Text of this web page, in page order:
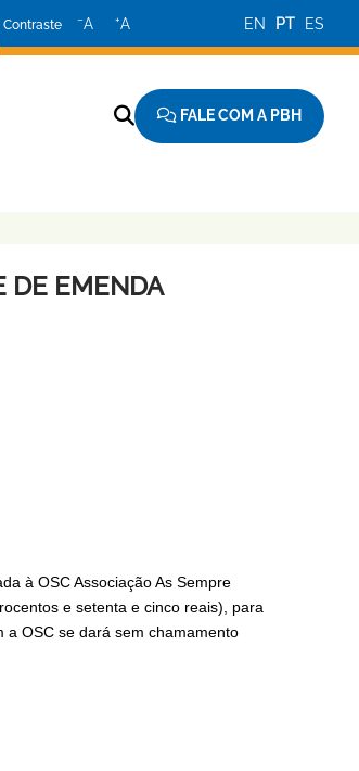
Contraste −A +A EN PT ES
FALE COM A PBH
DE EMENDA
à OSC Associação As Sempre
e setenta e cinco reais), para
a OSC se dará sem chamamento